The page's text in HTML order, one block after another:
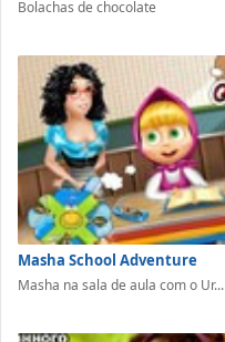
Bolachas de chocolate
Masha School Adventure
Masha na sala de aula com o Ur...